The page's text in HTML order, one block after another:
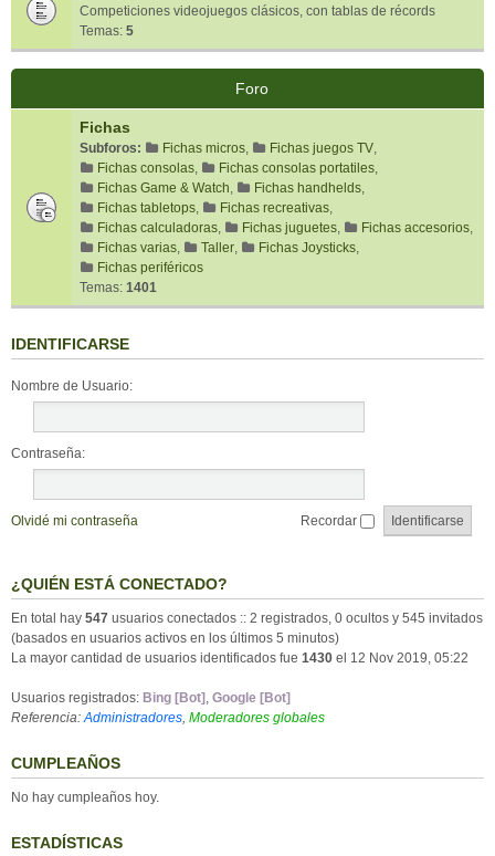
Competiciones videojuegos clásicos, con tablas de récords
Temas: 5
Foro
Fichas
Subforos: Fichas micros, Fichas juegos TV,
Fichas consolas, Fichas consolas portatiles,
Fichas Game & Watch, Fichas handhelds,
Fichas tabletops, Fichas recreativas,
Fichas calculadoras, Fichas juguetes, Fichas accesorios,
Fichas varias, Taller, Fichas Joysticks,
Fichas periféricos
Temas: 1401
IDENTIFICARSE
Nombre de Usuario:
Contraseña:
Olvidé mi contraseña Recordar
¿QUIÉN ESTÁ CONECTADO?
En total hay 547 usuarios conectados :: 2 registrados, 0 ocultos y 545 invitados
(basados en usuarios activos en los últimos 5 minutos)
La mayor cantidad de usuarios identificados fue 1430 el 12 Nov 2019, 05:22
Usuarios registrados: Bing [Bot] , Google [Bot]
Referencia:Administradores, Moderadores globales
CUMPLEAÑOS
No hay cumpleaños hoy.
ESTADÍSTICAS